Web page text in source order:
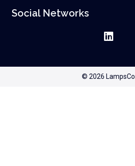
Social Networks
© 2026 LampsCo